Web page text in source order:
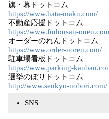
旗・幕ドットコム
https://www.hata-maku.com/
不動産応援ドットコム
https://www.fudousan-
オーダーのれんドットコム
https://www.order-noren.com/
駐車場看板ドットコム
https://www.parking-
選挙のぼりドットコム
http://www.senkyo-nobori.com/
SNS